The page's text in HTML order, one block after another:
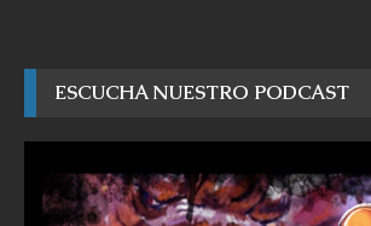
ESCUCHA NUESTRO PODCAST